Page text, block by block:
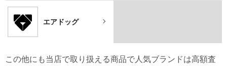
エアドッグ
この他にも当店で取り扱える商品で人気ブランドは高額査